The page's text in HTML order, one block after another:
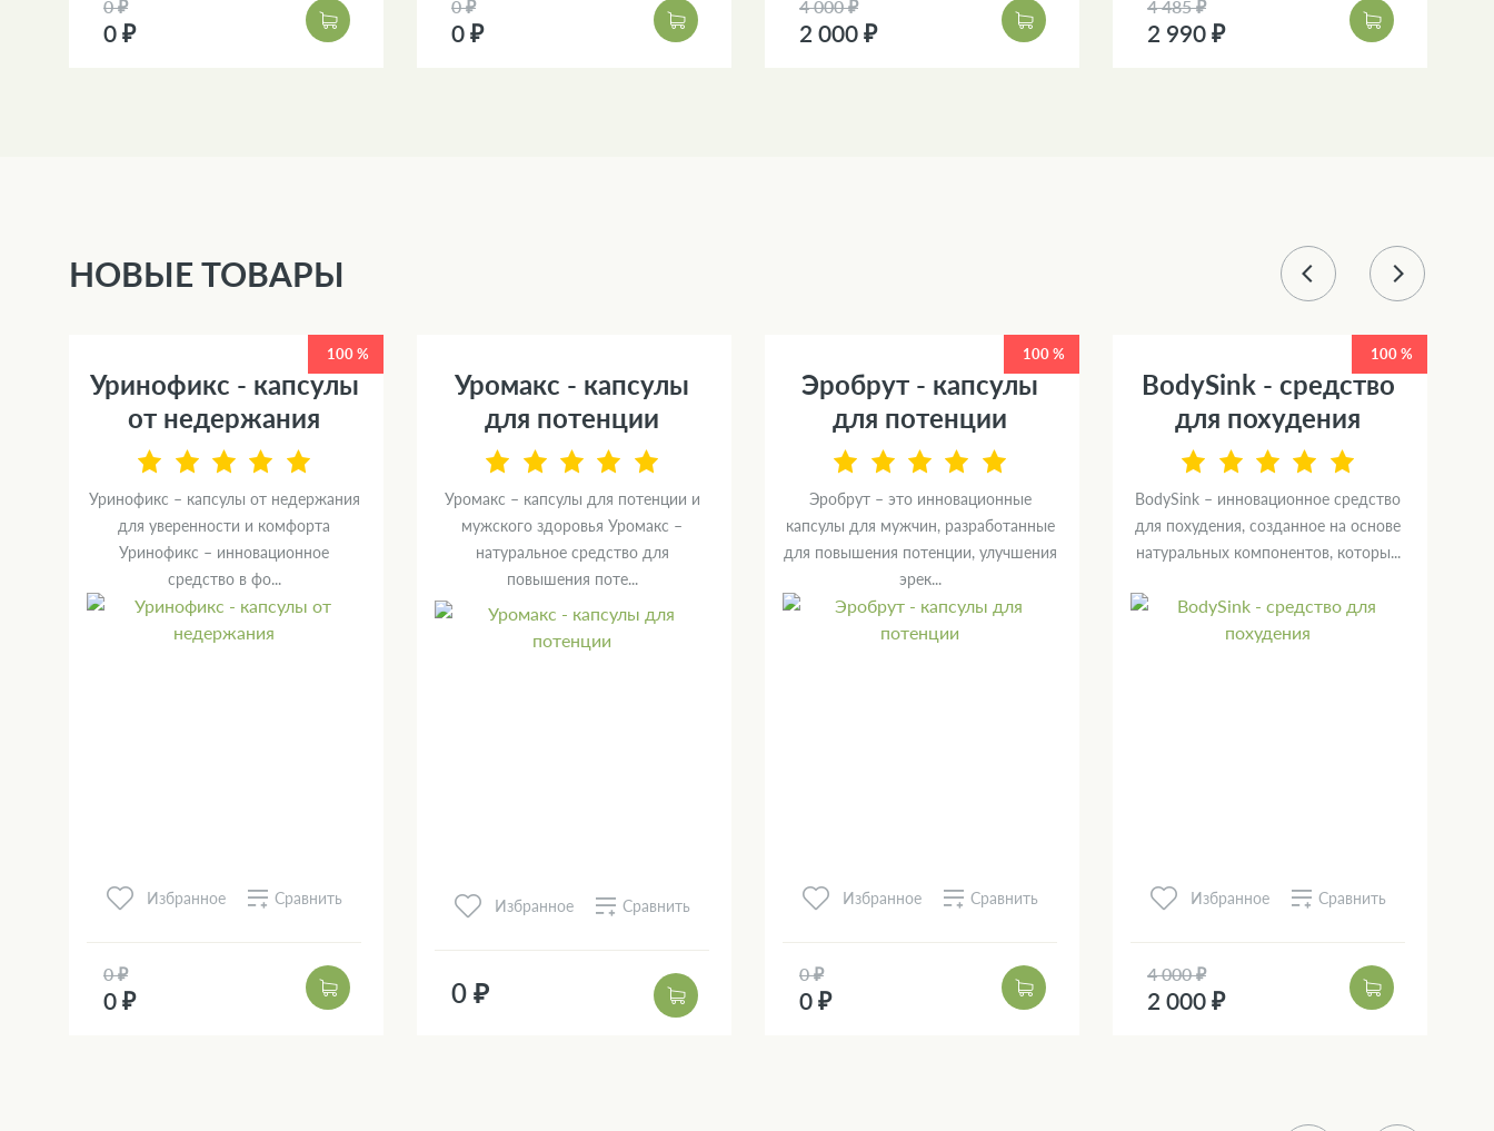
0 ₽
0 ₽
0 ₽
0 ₽
4 000 ₽
2 000 ₽
4 485 ₽
2 990 ₽
НОВЫЕ ТОВАРЫ
100 %
Уринофикс - капсулы
от недержания
Уринофикс – капсулы от недержания
для уверенности и комфорта
Уринофикс – инновационное
средство в фо...
Избранное Сравнить
0 ₽
0 ₽
Уромакс - капсулы
для потенции
Уромакс – капсулы для потенции и
мужского здоровья Уромакс –
натуральное средство для
повышения поте...
Избранное Сравнить
0 ₽
100 %
Эробрут - капсулы
для потенции
Эробрут – это инновационные
капсулы для мужчин, разработанные
для повышения потенции, улучшения
эрек...
Избранное Сравнить
0 ₽
0 ₽
100 %
BodySink - средство
для похудения
BodySink – инновационное средство
для похудения, созданное на основе
натуральных компонентов, которы...
Избранное Сравнить
4 000 ₽
2 000 ₽